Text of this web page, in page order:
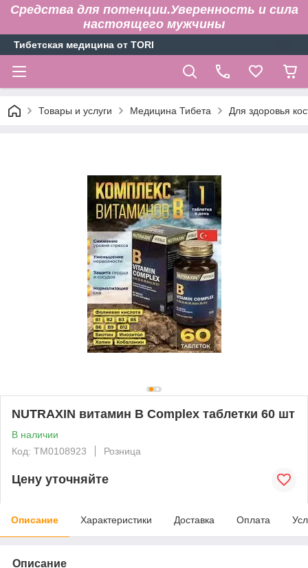
Средства для потенции.Уверенность и сила
настоящего мужчины
Тибетская медицина от TORI
Товары и услуги Медицина Тибета Для здоровья
NUTRAXIN витамин B Complex таблетки 60 шт
В наличии
Код: ТМ0108923
Розница
Цену уточняйте
Описание Характеристики Доставка Оплата
Описание